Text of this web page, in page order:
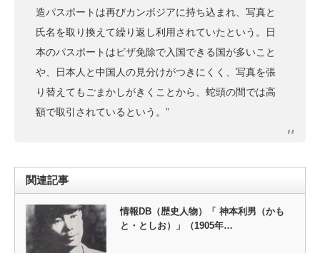
造パスポートは再びカンボジアに持ち込まれ、写真と
氏名を取り換えて繰り返し利用されていたという。日
本のパスポートはビザ免除で入国できる国が多いこと
や、日本人と中国人の見分けがつきにくく、写真を張
り替えてもごまかしがきくことから、蛇頭の間では高
額で取引されているという。”
関連記事
情報DB（歴史人物）「 神本利男（かも
と・としお）」（1905年…